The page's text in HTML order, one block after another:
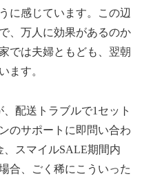
に感じています。この辺
、万人に効果があるのか
では夫婦ともども、翌朝
ます。
配送トラブルで1セット
のサポートに即問い合わ
スマイルSALE期間内
合、ごく稀にこういった